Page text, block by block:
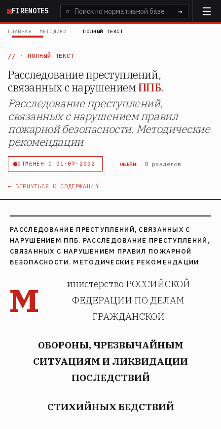
Перейти
основному
FIRENOTES ⌕ →
ГЛАВНАЯ › МЕТОДИКИ › › ПОЛНЫЙ ТЕКСТ
· ПОЛНЫЙ ТЕКСТ
Расследование преступлений,
связанных с нарушением ППБ.
Расследование преступлений,
связанных с нарушением правил
пожарной безопасности. Методические
рекомендации
ОТМЕНЁН С 01·07·2002 · ОБЪЁМ: 8 разделов
← ВЕРНУТЬСЯ К СОДЕРЖАНИЮ
РАССЛЕДОВАНИЕ ПРЕСТУПЛЕНИЙ, СВЯЗАННЫХ С
НАРУШЕНИЕМ ППБ. РАССЛЕДОВАНИЕ ПРЕСТУПЛЕНИЙ,
СВЯЗАННЫХ С НАРУШЕНИЕМ ПРАВИЛ ПОЖАРНОЙ
БЕЗОПАСНОСТИ. МЕТОДИЧЕСКИЕ РЕКОМЕНДАЦИИ
м
инистерство РОССИЙСКОЙ
ФЕДЕРАЦИИ ПО ДЕЛАМ
ГРАЖДАНСКОЙ
ОБОРОНЫ, ЧРЕЗВЫЧАЙНЫМ
СИТУАЦИЯМ И ЛИКВИДАЦИИ
ПОСЛЕДСТВИЙ
СТИХИЙНЫХ БЕДСТВИЙ